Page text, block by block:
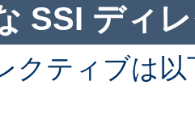
SSI ディ
クティブは